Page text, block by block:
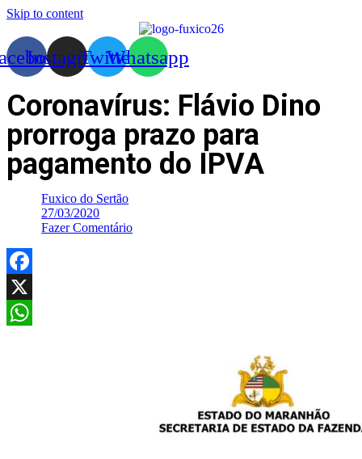
Skip to content
InstagramTwitterWhatsapp
Coronavírus: Flávio Dino
prorroga prazo para
pagamento do IPVA
Fuxico do Sertão
27/03/2020
Fazer Comentário
Facebook
X